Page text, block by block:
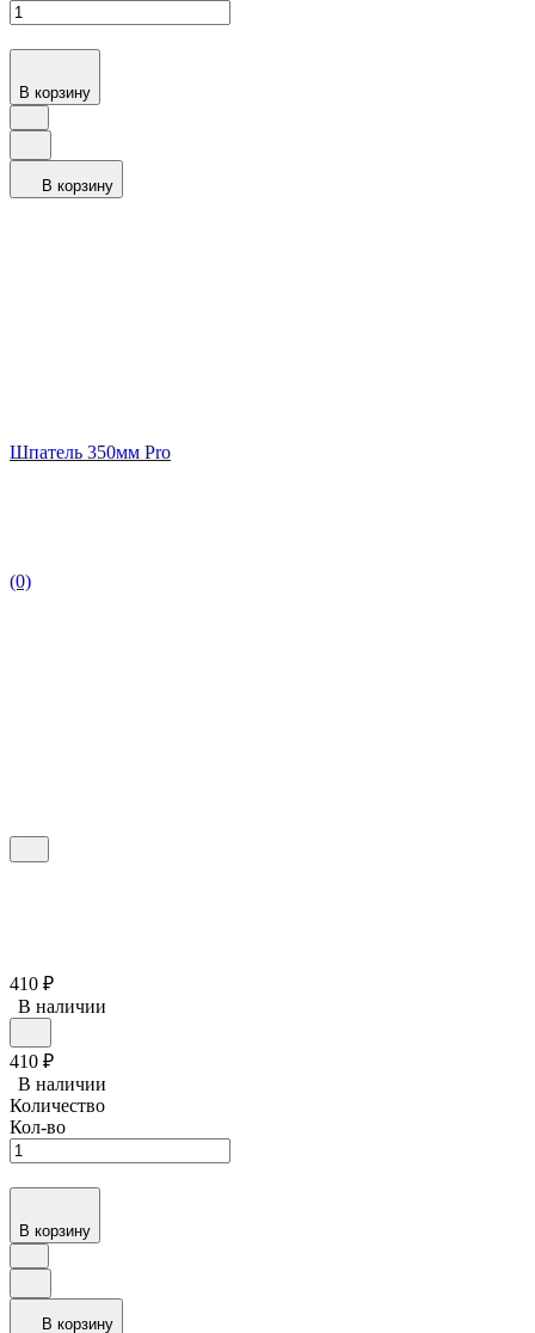
В корзину
В корзину
Шпатель 350мм Pro
(0)
410 ₽
В наличии
410 ₽
В наличии
Количество
Кол-во
В корзину
В корзину